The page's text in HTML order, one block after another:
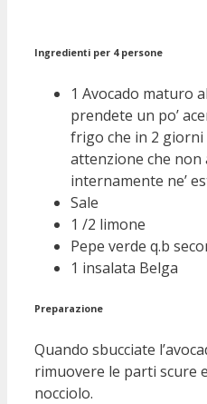
Ingredienti per 4 persone
1 Avocado maturo
prendete un po’
frigo che in 2
attenzione che non
internamente ne’
Sale
1 /2 limone
Pepe verde q.b
1 insalata Belga
Preparazione
Quando sbucciate
rimuovere le parti scure
nocciolo.